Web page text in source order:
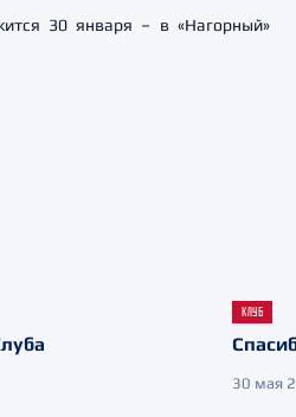
30 января – в «Нагорный»
КЛУБ
30 мая